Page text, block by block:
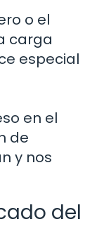
o el
carga
especial
en el
de
y nos
del